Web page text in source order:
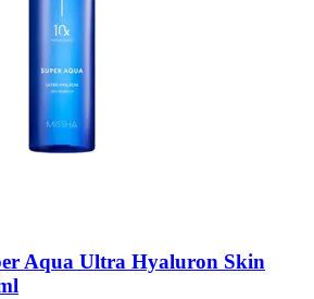
Aqua Ultra Hyaluron Skin